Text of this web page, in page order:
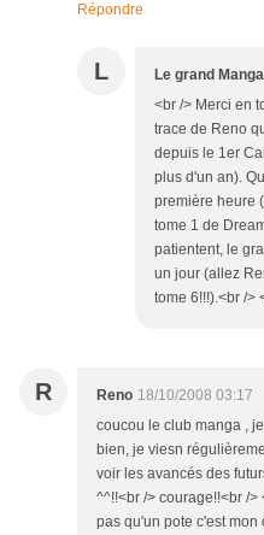
Répondre
L Le grand
<br /> Merci en
trace de Reno
depuis le 1er
plus d'un an).
première heure
tome 1 de
patientent, le
un jour (allez
tome 6!!!).<br />
R Reno 18/10/2008 03:17
coucou le club manga ,
bien, je viesn
voir les avancés des
^^!!<br /> courage!!<br />
pas qu'un pote c'est